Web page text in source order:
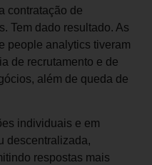
contratação de
Tem dado resultado. As
people analytics tiveram
de recrutamento e de
além de queda de
individuais e em
descentralizada,
respostas mais